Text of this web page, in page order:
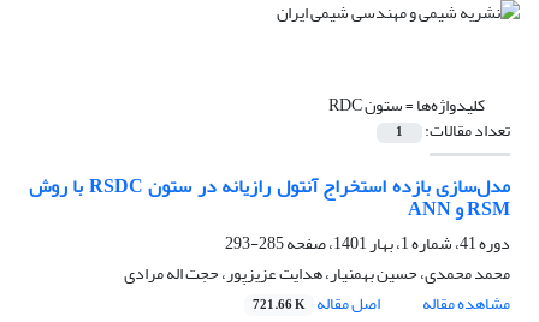
کلیدواژه‌ها =ستون RDC
تعداد مقالات: 1
مدل‌سازی بازده استخراج آنتول رازیانه در ستون RSDC با روش‌
RSM و ANN
دوره 41، شماره 1، بهار 1401، صفحه
285-293
محمد محمدی، حسین بهمنیار، هدایت عزیزپور، حجت اله مرادی
مشاهده مقاله
اصل مقاله 721.66 K